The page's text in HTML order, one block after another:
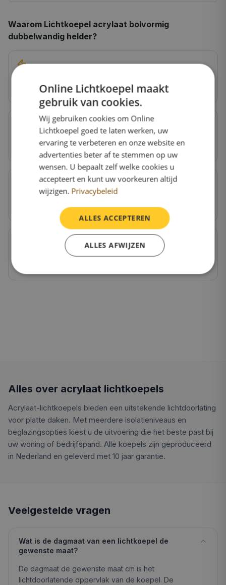
160×250 cm
180×280 cm
Waarom Lichtkoepel acrylaat bolvormig
dubbelwandig helder?
U-waarde ~2,9 W/m²K, bespaart op energiekosten
Hagelbestendig
Polycarbonaat is 250x sterker dan glas
Voor woningen
Ideaal voor keuken, woonkamer, slaapkamer
OnlineLichtkoepel.nl kwaliteit
Alles over acrylaat lichtkoepels
Acrylaat-lichtkoepels bieden een uitstekende lichtdoorlating
voor platte daken. Met meerdere isolatieniveaus en
beglazingsopties kiest u de uitvoering die het beste past bij
uw woning of bedrijfspand. Alle koepels zijn geproduceerd
in Nederland en geleverd met 10 jaar garantie.
Veelgestelde vragen
Wat is de dagmaat van een lichtkoepel de
gewenste maat?
De dagmaat de gewenste maat cm is het
lichtdoorlatende oppervlak van de koepel. De
Online Lichtkoepel maakt
gebruik van cookies.
Wij gebruiken cookies om Online
Lichtkoepel goed te laten werken, uw
ervaring te verbeteren en onze website en
advertenties beter af te stemmen op uw
wensen. U bepaalt zelf welke cookies u
accepteert en kunt uw voorkeuren altijd
wijzigen. Privacybeleid
ALLES ACCEPTEREN
ALLES AFWIJZEN